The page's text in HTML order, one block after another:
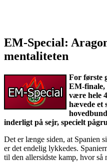
EM-Special:
mentaliteten
For første
EM-finale,
være hele
hævede et
inderligt på sejr, specielt
Det er længe siden, at Spanien
er det endelig lykkedes.
til den allersidste kamp, hvor så